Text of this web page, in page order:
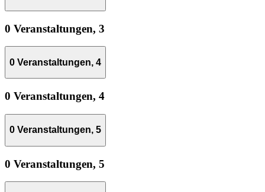
0 Veranstaltungen, 3
0 Veranstaltungen, 4
0 Veranstaltungen, 4
0 Veranstaltungen, 5
0 Veranstaltungen, 5